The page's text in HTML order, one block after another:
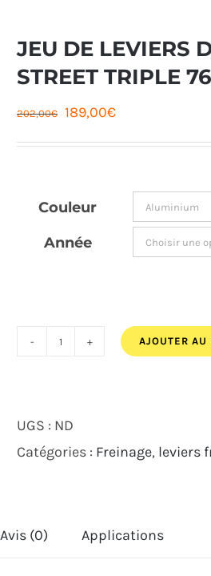
JEU DE LEVIERS
STREET TRIPLE
202,00€ Le
202,00€.
189,00€Le
est :
189,00€.
Couleur
Année
quantité
DE
LEVIERS
AJOUTER AU
UGS : ND
Catégories : Freinage leviers
Avis (0) Applications